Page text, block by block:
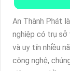
An Thành Phát
nghiệp có trụ sở
và uy tín nhiều
công nghệ,